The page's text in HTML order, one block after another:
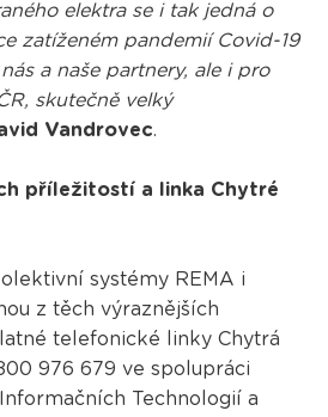
elektra se i tak jedná o
zatíženém pandemií Covid-19
a naše partnery, ale i pro
skutečně velký
Vandrovec.
příležitostí a linka Chytré
systémy REMA i
z těch výraznějších
telefonické linky Chytrá
976 679 ve spolupráci
Technologií a